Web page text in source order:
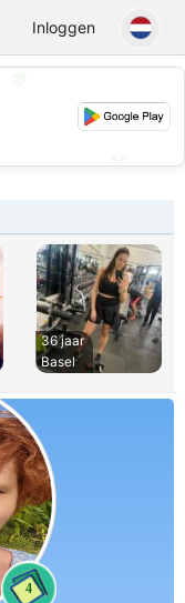
Inloggen
36 jaar
Basel
4